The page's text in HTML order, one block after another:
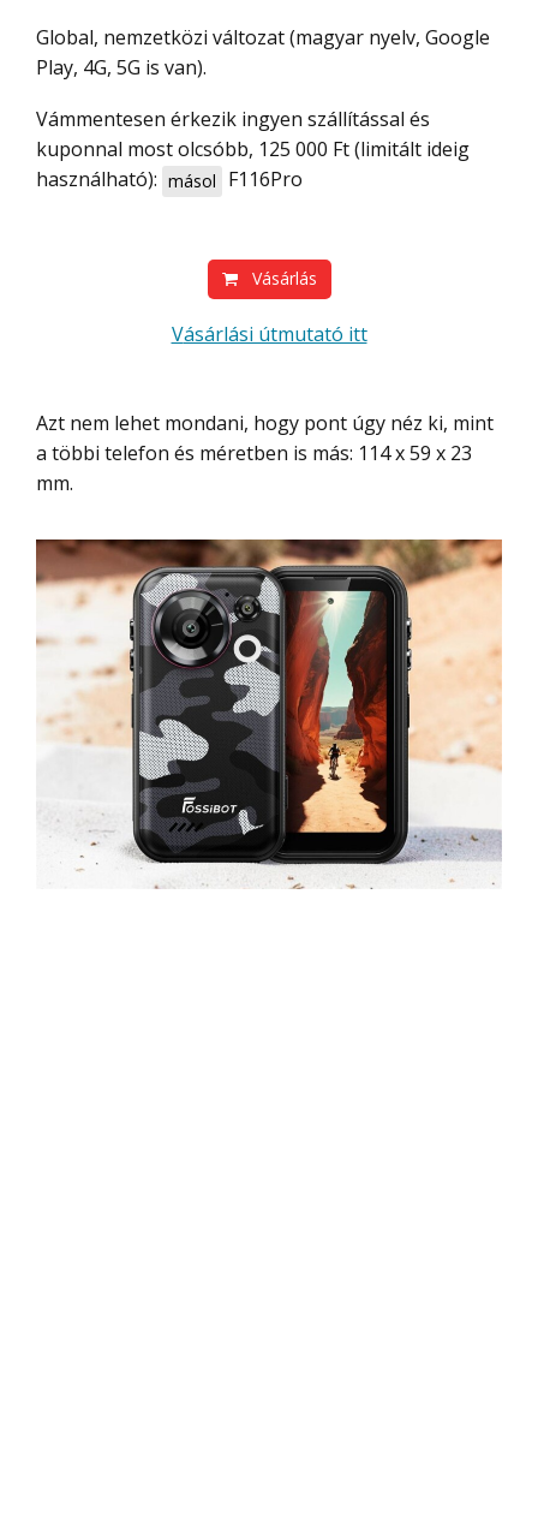
Global, nemzetközi változat (magyar nyelv, Google
Play, 4G, 5G is van).
Vámmentesen érkezik ingyen szállítással és
kuponnal most olcsóbb, 125 000 Ft (limitált ideig
használható): másol F116Pro
Vásárlás
Vásárlási útmutató itt
Azt nem lehet mondani, hogy pont úgy néz ki, mint
a többi telefon és méretben is más: 114 x 59 x 23
mm.